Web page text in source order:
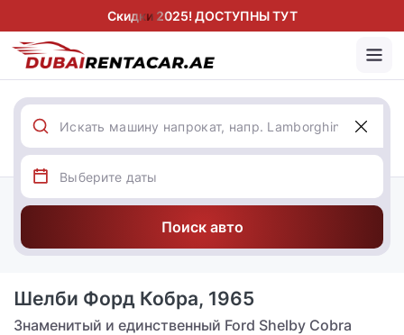
Скидки 2025! ДОСТУПНЫ ТУТ
Поиск авто
Шелби Форд Кобра, 1965
Знаменитый и единственный Ford Shelby Cobra